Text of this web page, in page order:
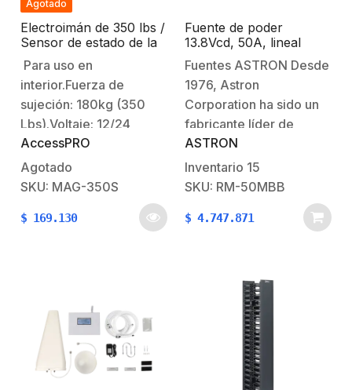
Eléctricas:Voltaje de
operación: 12VD…
Agotado
Electroimán de 350 lbs /
Sensor de estado de la
placa/ Para uso en
interior
Para uso en
interior.Fuerza de
sujeción: 180kg (350
Lbs).Voltaje: 12/24
Vcd Consumo de
corriente:
12V/300mA,24V/150mA.Sensor
de Estado de Bloqueo
de Placa (NC, NO y
zinc.Dimensiones del
imán:183Lx41.4Wx20.5H
(mm).Dimensiones de la
placa: 130Lx33Wx9.3H
AccessPRO
Agotado
SKU: MAG-350S
$ 169.130
Fuente de poder
13.8Vcd, 50A, lineal
regulada con circuito
cargador de baterías,
medidores, para
instalación en rack
Fuentes ASTRON Desde
1976, Astron
Corporation ha sido un
fabricante líder de
fuentes de alimentación.
Fabricadas en E.U.A,
nuestras fuentes han
confiable. Hoy en día,
mundial.
electrónica de estado
sólidoDelimitador de
corriente (protege la
fuente por exceso de…
ASTRON
Inventario 15
SKU: RM-50MBB
$ 4.747.871